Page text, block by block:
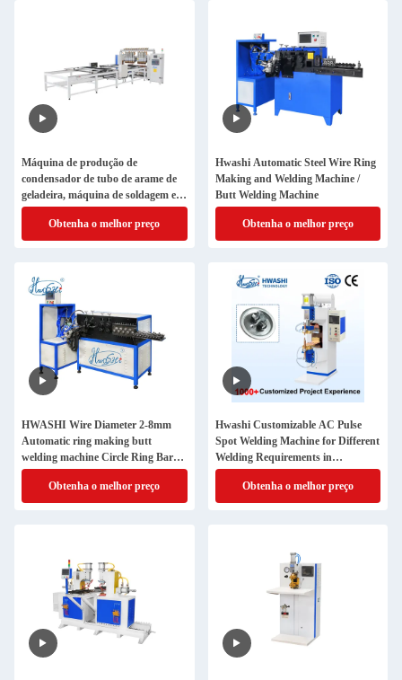
Máquina de produção de
condensador de tubo de arame de
geladeira, máquina de soldagem e
flexão
Obtenha o melhor preço
Hwashi Automatic Steel Wire Ring
Making and Welding Machine /
Butt Welding Machine
Obtenha o melhor preço
HWASHI Wire Diameter 2-8mm
Automatic ring making butt
welding machine Circle Ring Bar
Pneumatic Resistance Butt Welding
MachineObtenha o melhor preço
Hwashi Customizable AC Pulse
Spot Welding Machine for Different
Welding Requirements in
Hardware Industry
Obtenha o melhor preço